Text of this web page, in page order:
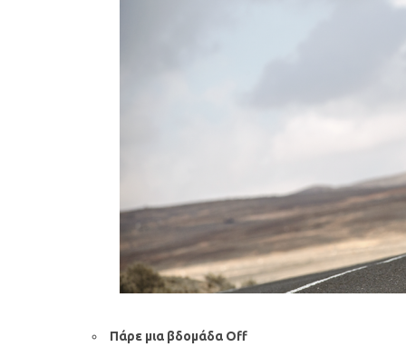
Πάρε μια βδομάδα Off